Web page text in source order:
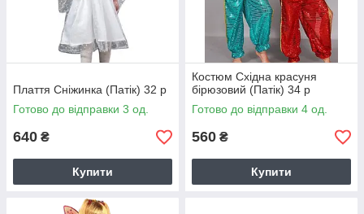
Плаття Сніжинка (Патік) 32 р
Готово до відправки 3 од.
640 ₴
Купити
Костюм Східна красуня
бірюзовий (Патік) 34 р
Готово до відправки 4 од.
560 ₴
Купити